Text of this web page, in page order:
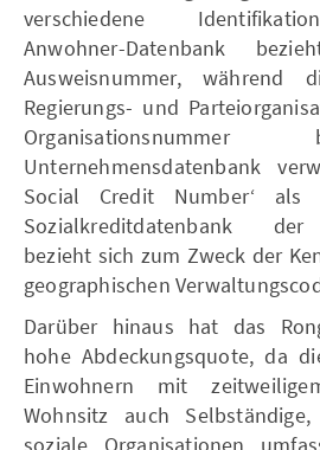
verschiedene
Anwohner-Datenbank
Ausweisnummer, während
Regierungs- und
Unternehmensdatenbank
Social Credit Number‘
Sozialkreditdatenbank der
bezieht sich zum Zweck der
geographischen
Darüber hinaus hat das
hohe Abdeckungsquote, da
Einwohnern mit
Wohnsitz auch
soziale Organisationen